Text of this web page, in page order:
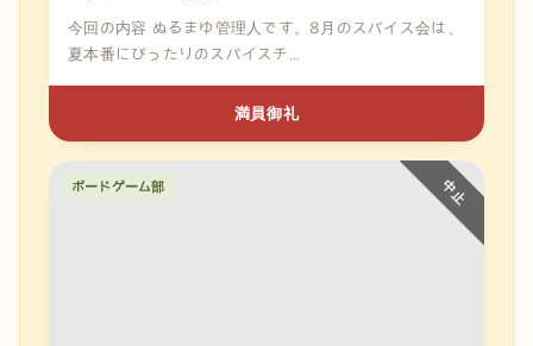
今回の内容 ぬるまゆ管理人です。8月のスパイス会は、
夏本番にぴったりのスパイスチ...
満員御礼
ボードゲーム部